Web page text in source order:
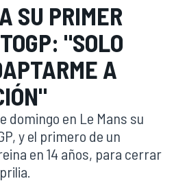
SU PRIMER
"SOLO
A
domingo en Le Mans su
y el primero de un
en 14 años, para cerrar